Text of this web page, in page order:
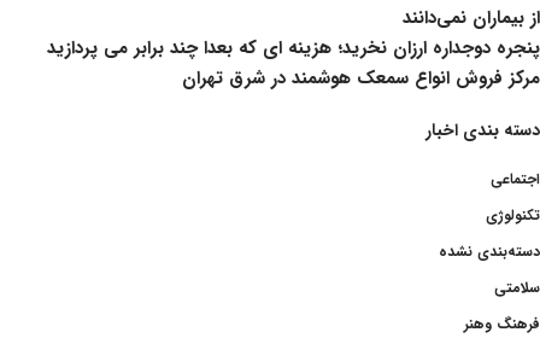
از بیماران نمی‌دانند
پنجره دوجداره ارزان نخرید؛ هزینه ای که بعدا چند برابر می پردازید
مرکز فروش انواع سمعک هوشمند در شرق تهران
دسته بندی اخبار
اجتماعی
تکنولوژی
دسته‌بندی نشده
سلامتی
فرهنگ وهنر